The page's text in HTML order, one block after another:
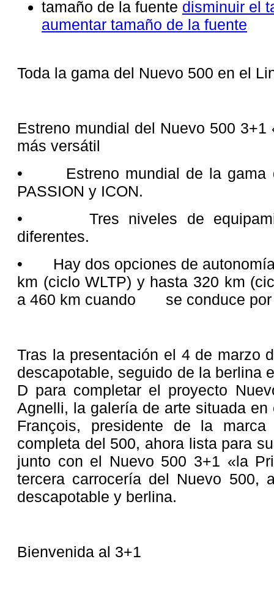
tamaño de la fuente disminuir el
aumentar tamaño de la fuente
Toda la gama del Nuevo 500 en el
Estreno mundial del Nuevo 500
más versátil
• Estreno mundial de la gama
PASSION y ICON.
• Tres niveles de
diferentes.
• Hay dos opciones de autonomía
km (ciclo WLTP) y hasta 320 km
a 460 km cuando se conduce por
Tras la presentación el 4 de marzo
descapotable, seguido de la berlina
D para completar el proyecto
Agnelli, la galería de arte situada
François, presidente de la
completa del 500, ahora lista para
junto con el Nuevo 500 3+1 «la
tercera carrocería del Nuevo 500,
descapotable y berlina.
Bienvenida al 3+1